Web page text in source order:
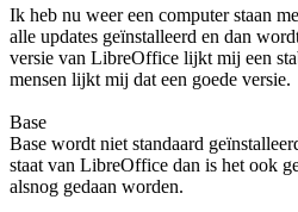
Ik heb nu weer een computer staan
alle updates geïnstalleerd en dan
versie van LibreOffice lijkt mij een
mensen lijkt mij dat een goede versie.
Base
Base wordt niet standaard
staat van LibreOffice dan is het ook
alsnog gedaan worden.